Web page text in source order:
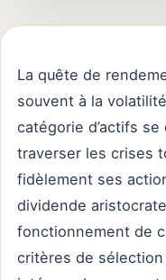
La quête de
souvent à la
catégorie d’actifs
traverser les crises
fidèlement ses
dividende
fonctionnement de
critères de